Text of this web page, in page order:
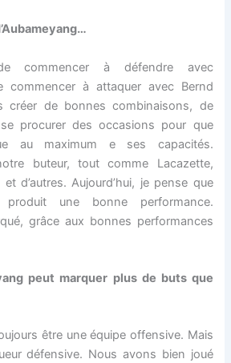
commencer à défendre avec
commencer à attaquer avec Bernd
créer de bonnes combinaisons, de
procurer des occasions pour que
au maximum e ses capacités.
buteur, tout comme Lacazette,
d’autres. Aujourd’hui, je pense que
une bonne performance.
grâce aux bonnes performances
peut marquer plus de buts que
être une équipe offensive. Mais
défensive. Nous avons bien joué